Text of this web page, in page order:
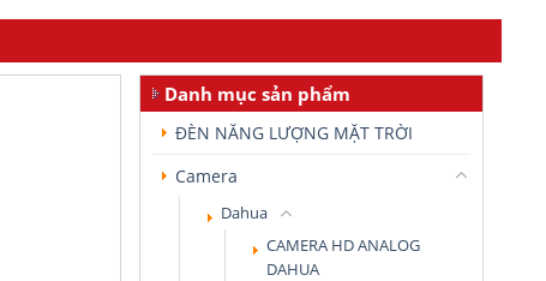
Danh mục sản phẩm
ĐÈN NĂNG LƯỢNG MẶT TRỜI
Camera
Dahua
CAMERA HD ANALOG
DAHUA